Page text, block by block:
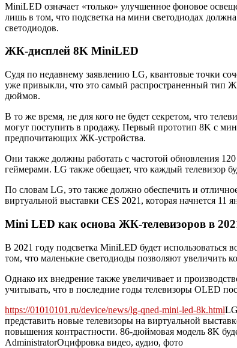
MiniLED означает «только» улучшенное фоновое
лишь в том, что подсветка на мини светодиодах
светодиодов.
ЖК-дисплей 8K MiniLED
Судя по недавнему заявлению LG, квантовые точки
уже привыкли, что это самый распространенный тип
дюймов.
В то же время, не для кого не будет секретом, что
могут поступить в продажу. Первый прототип 8K с
предпочитающих ЖК-устройства.
Они также должны работать с частотой обновления
геймерами. LG также обещает, что каждый телевизор
По словам LG, это также должно обеспечить и
виртуальной выставки CES 2021, которая начнется 11
Mini LED как основа ЖК-телевизоров в
В 2021 году подсветка MiniLED будет
том, что маленькие светодиоды позволяют увеличить
Однако их внедрение также увеличивает и
учитывать, что в последние годы телевизоры OLED
https://01010101.ru/device/news/lg-qned-mini-led-8k.html
представить новые телевизоры на виртуальной
повышения контрастности. 86-дюймовая модель 8K
AdministratorОцифровка видео, аудио, фото